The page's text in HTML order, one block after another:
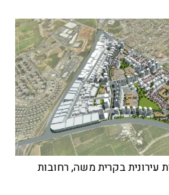
עירונית בקרית משה, רחובות